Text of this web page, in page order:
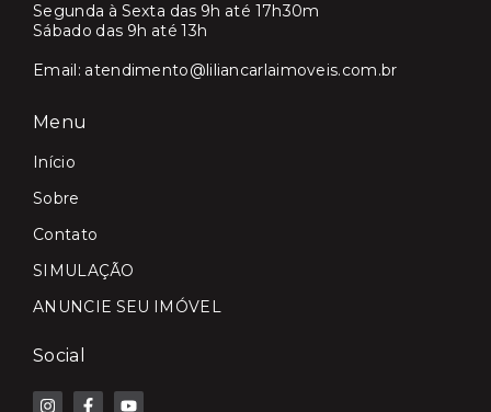
Segunda à Sexta das 9h até 17h30m
Sábado das 9h até 13h
Email: atendimento@liliancarlaimoveis.com.br
Menu
Início
Sobre
Contato
SIMULAÇÃO
ANUNCIE SEU IMÓVEL
Social